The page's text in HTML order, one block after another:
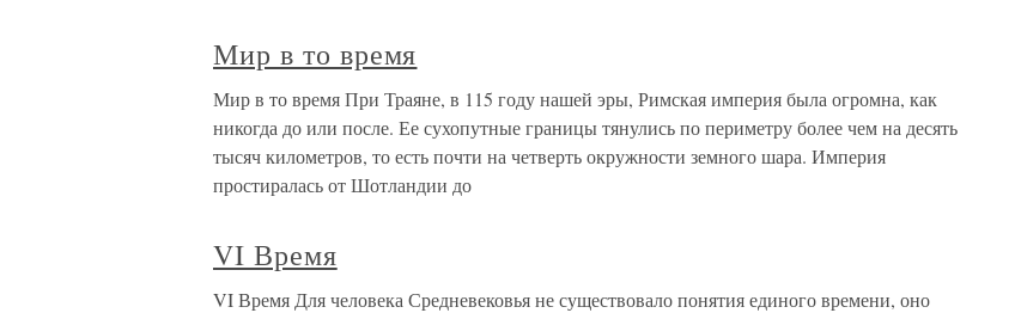
Мир в то время
Мир в то время При Траяне, в 115 году нашей эры, Римская империя была огромна, как
никогда до или после. Ее сухопутные границы тянулись по периметру более чем на десять
тысяч километров, то есть почти на четверть окружности земного шара. Империя
простиралась от Шотландии до
VI Время
VI Время Для человека Средневековья не существовало понятия единого времени, оно